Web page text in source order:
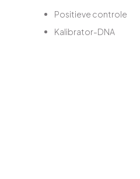
Positieve controle
Kalibrator-DNA